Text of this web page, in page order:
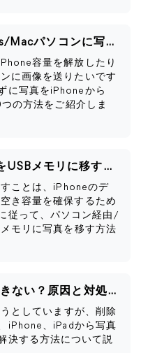
【8選】iPhoneからWindows/Macパソコンに写真を送る方法
容量を解放したり
に画像を送りたいです
に写真をiPhoneから
の方法をご紹介しま
初心者向け！iPhoneの写真をUSBメモリに移す方法
ことは、iPhoneのデ
き容量を確保するため
従って、パソコン経由/
モリに写真を移す方法
iPhone/iPadの写真が削除できない？原因と対処法をまとめ
としていますが、削除
iPhone、iPadから写真
決する方法について説